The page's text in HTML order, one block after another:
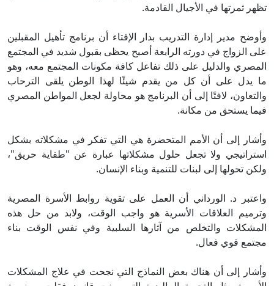
تظهر ثمرتها في الأجيال القادمة.
وأوضح مدير إدارة التدريب بدار الإفتاء أن برنامج تأهيل المقبلين
على الزواج في دورته الرابعة أصبح يحظى بقبول شديد في المجتمع
المصري والدليل على ذلك تفاعل كافة مكونات المجتمع معه، وهو
ما يدل على أن كل من يقدم شيئًا لهذا الوطن يلقى الترحاب
والتعاون، لافتًا إلى أن البرنامج هو محاولة لجعل المواطن المصري
فيما يستحق من مكانة.
وأشار إلى أن الأمم المتحضرة هي التي تفكر في مشكلاته بشكل
استراتيجي ولا تجعل حلول مشكلاتها عبارة عن "طفاية حريق"،
ولكن تحولها إلى لبنات للتنمية وبناء الإنسان.
واعتبر د. الورداني أن العمل على تقوية روابط الأسرة المصرية
وترميم العلاقات الأسرية هو واجب الوقت، ولابد من حل هذه
المشكلات والتخلص من آثارها السلبية وفي نفس الوقت بناء
مجتمع قوي فعال.
وأشار إلى أن هناك بعض النماذج التي نجحت في علاج المشكلات